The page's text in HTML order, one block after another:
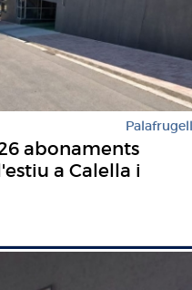
Palafrugell
abonaments
a Calella i